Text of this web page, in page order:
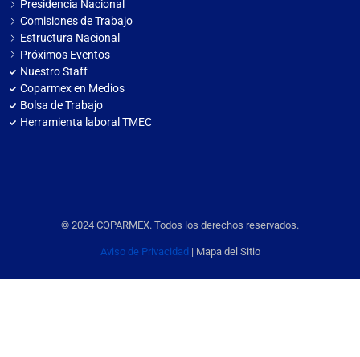
Presidencia Nacional
Comisiones de Trabajo
Estructura Nacional
Próximos Eventos
Nuestro Staff
Coparmex en Medios
Bolsa de Trabajo
Herramienta laboral TMEC
© 2024 COPARMEX. Todos los derechos reservados.
Aviso de Privacidad | Mapa del Sitio